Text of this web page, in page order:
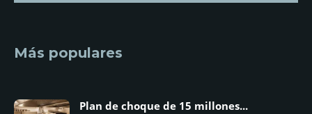
Más populares
Plan de choque de 15 millones...